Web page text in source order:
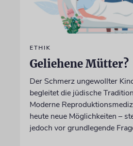
ETHIK
Geliehene Mütter?
Der Schmerz ungewollter
begleitet die jüdische
Moderne
heute neue Möglichkeiten –
jedoch vor grundlegende